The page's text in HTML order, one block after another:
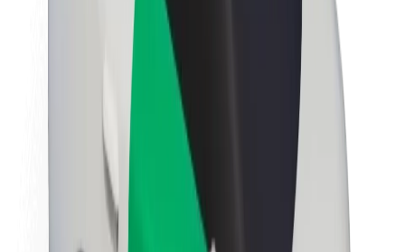
Hållbarhet på Bolt
Projekt Zero
Nyhetsrum
Riktlinjer för varumärket
Uppdrag
Investerarrelationer